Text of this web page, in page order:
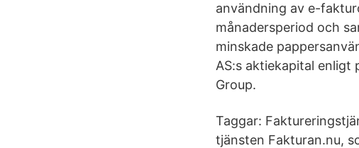
användning av e-
månadersperiod och
minskade
AS:s aktiekapital enligt
Group.
Taggar:
tjänsten Fakturan.nu,